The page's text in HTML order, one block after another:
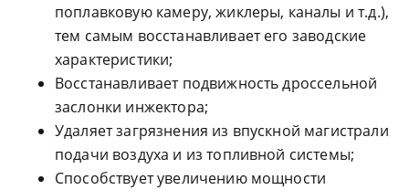
поплавковую камеру, жиклеры, каналы и т.д.),
тем самым восстанавливает его заводские
характеристики;
Восстанавливает подвижность дроссельной
заслонки инжектора;
Удаляет загрязнения из впускной магистрали
подачи воздуха и из топливной системы;
Способствует увеличению мощности